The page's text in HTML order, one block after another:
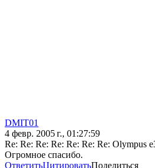
DMIT01
4 февр. 2005 г., 01:27:59
Re: Re: Re: Re: Re: Re: Re: Olympus
Огромное спасибо.
ОтветитьЦитироватьПоделиться